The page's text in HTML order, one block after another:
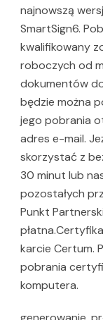
najnowszą
SmartSign6.
kwalifikowany
roboczych od
dokumentów
będzie można
jego pobrania
adres e-mail.
skorzystać z
30 minut lub
pozostałych
Punkt
karcie Certum.
pobrania
komputera.